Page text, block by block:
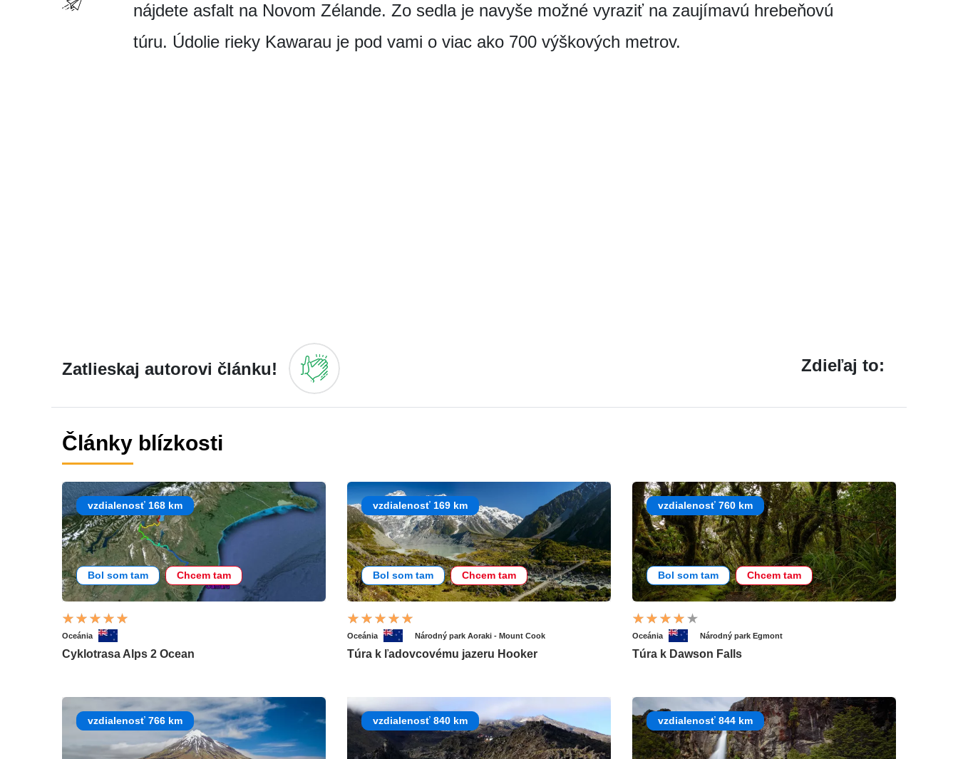
nájdete asfalt na Novom Zélande. Zo sedla je navyše možné vyraziť na zaujímavú hrebeňovú
túru. Údolie rieky Kawarau je pod vami o viac ako 700 výškových metrov.
Zatlieskaj autorovi článku! Zdieľaj to:
Články blízkosti
vzdialenosť 168 km
Bol som tam Chcem tam
Oceánia
Cyklotrasa Alps 2 Ocean
vzdialenosť 169 km
Bol som tam Chcem tam
Oceánia Národný park Aoraki - Mount Cook
Túra k ľadovcovému jazeru Hooker
vzdialenosť 760 km
Bol som tam Chcem tam
Oceánia Národný park Egmont
Túra k Dawson Falls
vzdialenosť 766 km vzdialenosť 840 km vzdialenosť 844 km